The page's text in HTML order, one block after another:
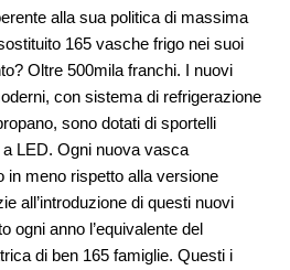
alla sua politica di massima
165 vasche frigo nei suoi
Oltre 500mila franchi. I nuovi
con sistema di refrigerazione
sono dotati di sportelli
LED. Ogni nuova vasca
in meno rispetto alla versione
all’introduzione di questi nuovi
ogni anno l’equivalente del
di ben 165 famiglie. Questi i